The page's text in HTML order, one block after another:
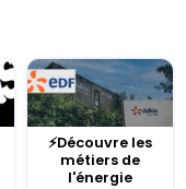
⚡Découvre les
métiers de
l'énergie